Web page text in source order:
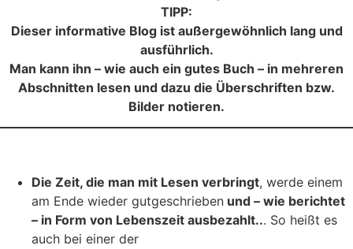
TIPP:
Dieser informative Blog ist außergewöhnlich lang und
ausführlich.
Man kann ihn – wie auch ein gutes Buch – in mehreren
Abschnitten lesen und dazu die Überschriften bzw.
Bilder notieren.
Die Zeit, die man mit Lesen verbringt, werde einem
am Ende wieder gutgeschrieben und – wie berichtet
– in Form von Lebenszeit ausbezahlt... So heißt es
auch bei einer der